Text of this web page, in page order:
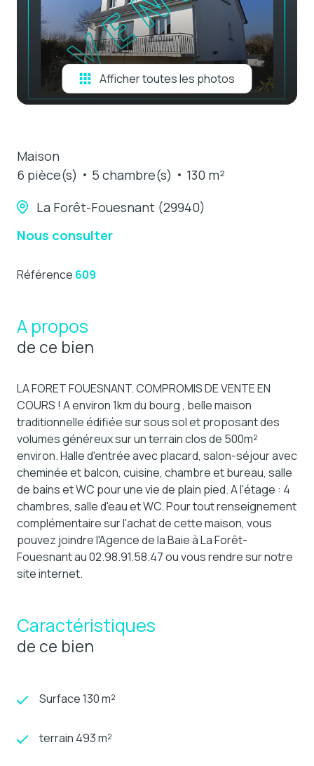
Afficher toutes les photos
Maison
6 pièce(s)
5 chambre(s)
130 m²
La Forêt-Fouesnant (29940)
Nous consulter
Référence 609
A propos
de ce bien
LA FORET FOUESNANT. COMPROMIS DE VENTE EN
COURS ! A environ 1km du bourg , belle maison
traditionnelle édifiée sur sous sol et proposant des
volumes généreux sur un terrain clos de 500m²
environ. Halle d'entrée avec placard, salon-séjour avec
cheminée et balcon, cuisine, chambre et bureau, salle
de bains et WC pour une vie de plain pied. A l'étage : 4
chambres, salle d'eau et WC. Pour tout renseignement
complémentaire sur l'achat de cette maison, vous
pouvez joindre l'Agence de la Baie à La Forêt-
Fouesnant au 02.98.91.58.47 ou vous rendre sur notre
site internet.
Caractéristiques
de ce bien
Surface 130 m²
terrain 493 m²